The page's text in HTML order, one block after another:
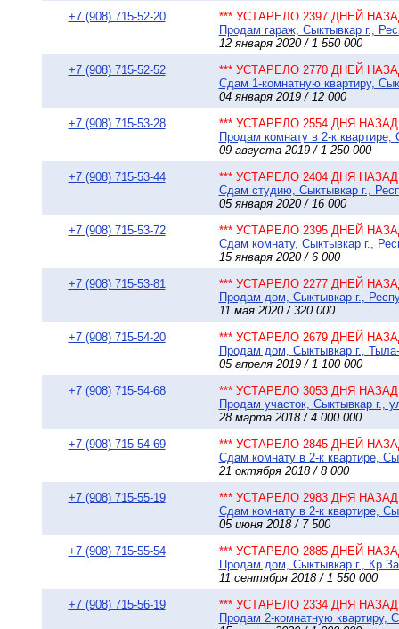
+7 (908) 715-52-20
*** УСТАРЕЛО 2397 ДНЕЙ
Продам гараж, Сыктывкар г.,
12 января 2020 / 1 550 000
+7 (908) 715-52-52
*** УСТАРЕЛО 2770 ДНЕЙ
Сдам 1-комнатную квартиру,
04 января 2019 / 12 000
+7 (908) 715-53-28
*** УСТАРЕЛО 2554 ДНЯ НАЗАД
Продам комнату в 2-к
09 августа 2019 / 1 250 000
+7 (908) 715-53-44
*** УСТАРЕЛО 2404 ДНЯ НАЗАД
Сдам студию, Сыктывкар г.,
05 января 2020 / 16 000
+7 (908) 715-53-72
*** УСТАРЕЛО 2395 ДНЕЙ
Сдам комнату, Сыктывкар г.,
15 января 2020 / 6 000
+7 (908) 715-53-81
*** УСТАРЕЛО 2277 ДНЕЙ
Продам дом, Сыктывкар г.,
11 мая 2020 / 320 000
+7 (908) 715-54-20
*** УСТАРЕЛО 2679 ДНЕЙ
Продам дом, Сыктывкар г.,
05 апреля 2019 / 1 100 000
+7 (908) 715-54-68
*** УСТАРЕЛО 3053 ДНЯ НАЗАД
Продам участок, Сыктывкар г.,
28 марта 2018 / 4 000 000
+7 (908) 715-54-69
*** УСТАРЕЛО 2845 ДНЕЙ
Сдам комнату в 2-к квартире,
21 октября 2018 / 8 000
+7 (908) 715-55-19
*** УСТАРЕЛО 2983 ДНЯ НАЗАД
Сдам комнату в 2-к квартире,
05 июня 2018 / 7 500
+7 (908) 715-55-54
*** УСТАРЕЛО 2885 ДНЕЙ
Продам дом, Сыктывкар г.,
11 сентября 2018 / 1 550 000
+7 (908) 715-56-19
*** УСТАРЕЛО 2334 ДНЯ НАЗАД
Продам 2-комнатную квартиру,